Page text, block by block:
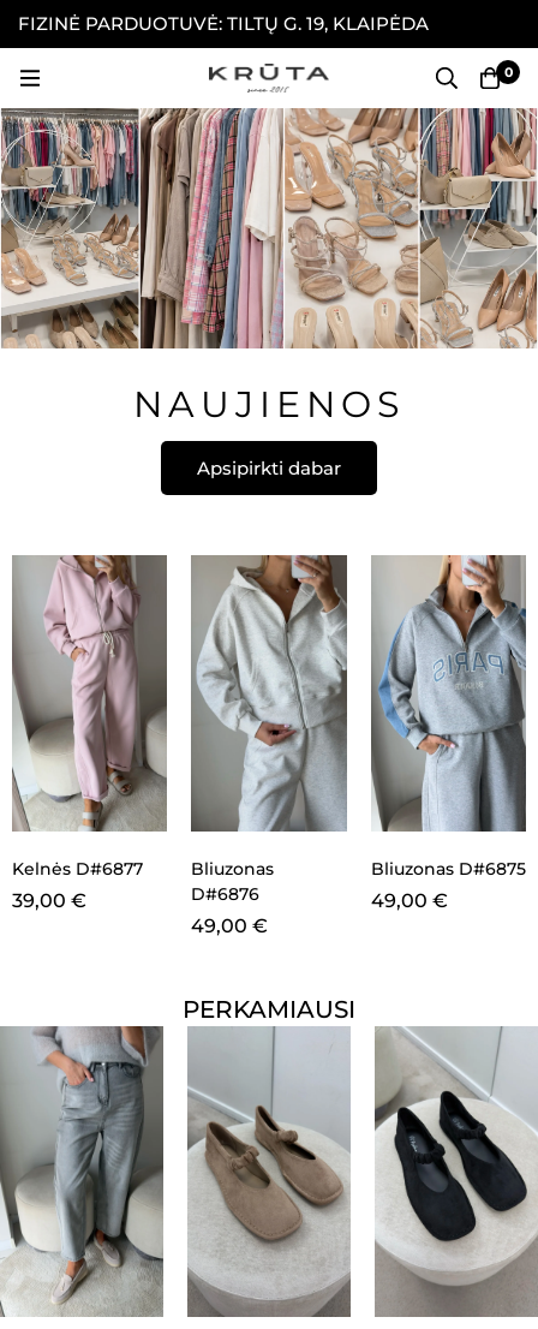
FIZINĖ PARDUOTUVĖ: TILTŲ G. 19, KLAIPĖDA
0
NAUJIENOS
Apsipirkti dabar
Kelnės D#6877
39,00 €
Bliuzonas
D#6876
49,00€
Bliuzonas D#6875
49,00 €
PERKAMIAUSI